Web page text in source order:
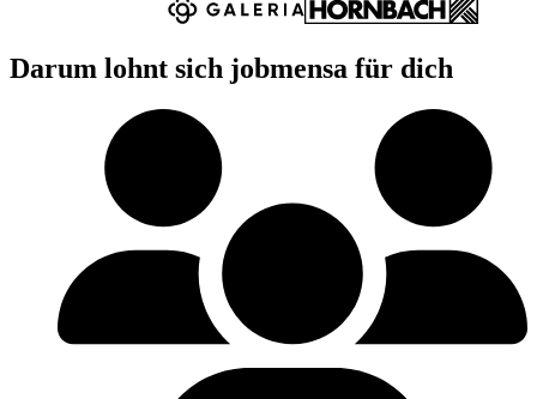
Darum lohnt sich jobmensa für dich